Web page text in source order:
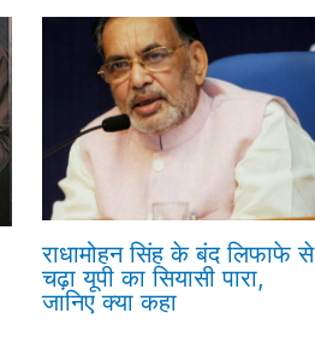
राधामोहन सिंह के बंद लिफाफे से
चढ़ा यूपी का सियासी पारा,
जानिए क्या कहा